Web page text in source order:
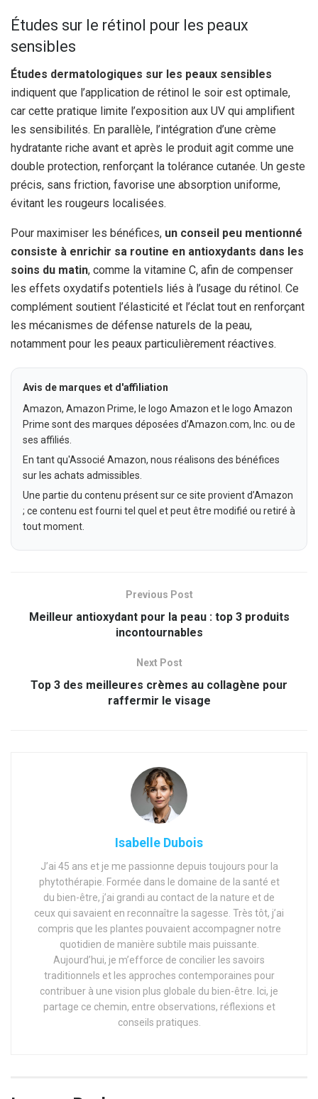
Études sur le rétinol pour les peaux
sensibles
Études dermatologiques sur les peaux sensibles
indiquent que l’application de rétinol le soir est optimale,
car cette pratique limite l’exposition aux UV qui amplifient
les sensibilités. En parallèle, l’intégration d’une crème
hydratante riche avant et après le produit agit comme une
double protection, renforçant la tolérance cutanée. Un geste
précis, sans friction, favorise une absorption uniforme,
évitant les rougeurs localisées.
Pour maximiser les bénéfices, un conseil peu mentionné
consiste à enrichir sa routine en antioxydants dans les
soins du matin, comme la vitamine C, afin de compenser
les effets oxydatifs potentiels liés à l’usage du rétinol. Ce
complément soutient l’élasticité et l’éclat tout en renforçant
les mécanismes de défense naturels de la peau,
notamment pour les peaux particulièrement réactives.
Avis de marques et d'affiliation
Amazon, Amazon Prime, le logo Amazon et le logo Amazon
Prime sont des marques déposées d’Amazon.com, Inc. ou de
ses affiliés.
En tant qu'Associé Amazon, nous réalisons des bénéfices
sur les achats admissibles.
Une partie du contenu présent sur ce site provient d’Amazon
; ce contenu est fourni tel quel et peut être modifié ou retiré à
tout moment.
Previous Post
Meilleur antioxydant pour la peau : top 3 produits
incontournables
Next Post
Top 3 des meilleures crèmes au collagène pour
raffermir le visage
Isabelle Dubois
J’ai 45 ans et je me passionne depuis toujours pour la
phytothérapie. Formée dans le domaine de la santé et
du bien-être, j’ai grandi au contact de la nature et de
ceux qui savaient en reconnaître la sagesse. Très tôt, j’ai
compris que les plantes pouvaient accompagner notre
quotidien de manière subtile mais puissante.
Aujourd’hui, je m’efforce de concilier les savoirs
traditionnels et les approches contemporaines pour
contribuer à une vision plus globale du bien-être. Ici, je
partage ce chemin, entre observations, réflexions et
conseils pratiques.